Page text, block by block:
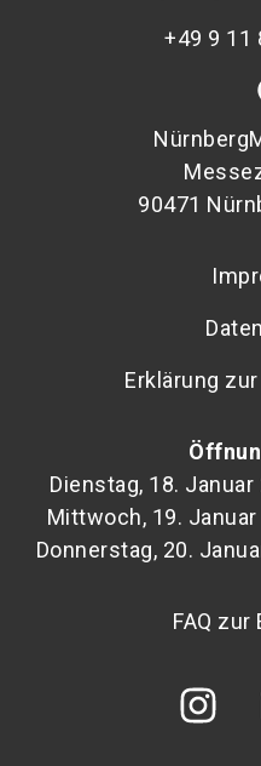
+49 9 11
90471
Erklärung
Dienstag, 18.
Mittwoch, 19.
Donnerstag, 20.
FAQ zur